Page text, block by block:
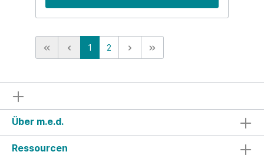
1 2
Über m.e.d.
Ressourcen